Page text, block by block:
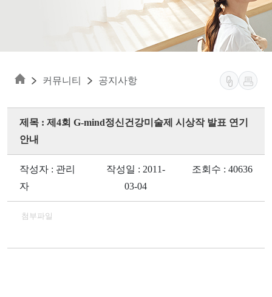
커뮤니티 공지사항
제목 : 제4회 G-mind정신건강미술제 시상작 발표 연기
안내
작성자 : 관리
자
작성일 : 2011-
03-04
조회수 : 40636
첨부파일